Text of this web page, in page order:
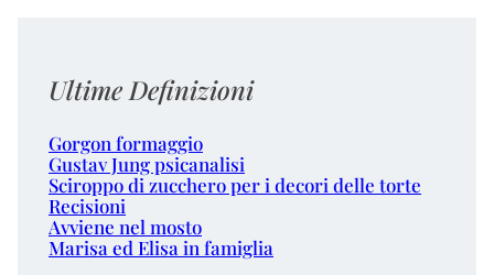
Ultime Definizioni
Gorgon formaggio
Gustav Jung psicanalisi
Sciroppo di zucchero per i decori delle torte
Recisioni
Avviene nel mosto
Marisa ed Elisa in famiglia